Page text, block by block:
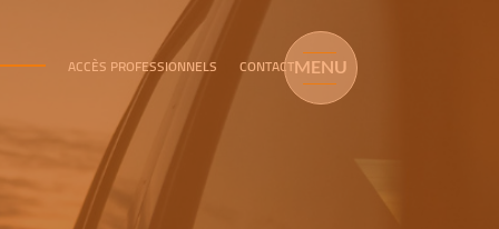
ACCÈS PROFESSIONNELS CONTACTMENU